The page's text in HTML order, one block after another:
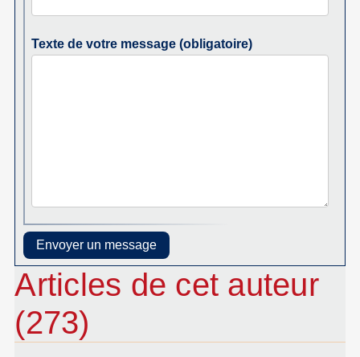
Texte de votre message (obligatoire)
Articles de cet auteur
(273)